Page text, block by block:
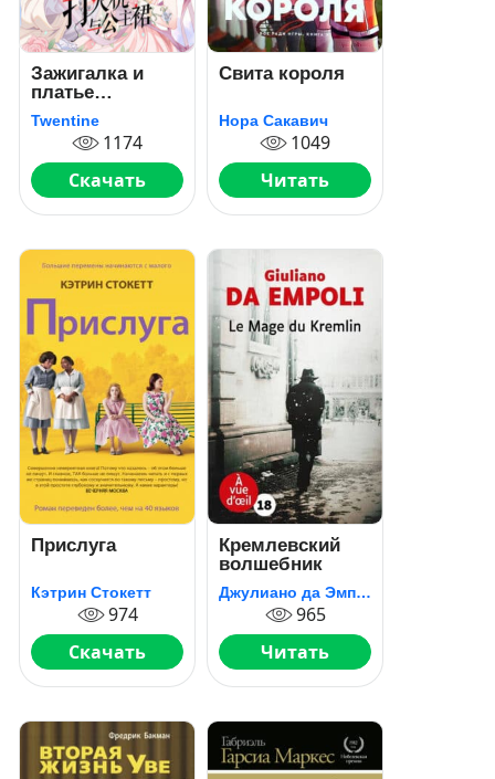
Зажигалка и
платье
Принцессы
Twentine
1174
Скачать
Свита короля
Нора Сакавич
1049
Читать
Прислуга
Кэтрин Стокетт
974
Скачать
Кремлевский
волшебник
Джулиано да Эмполи
965
Читать